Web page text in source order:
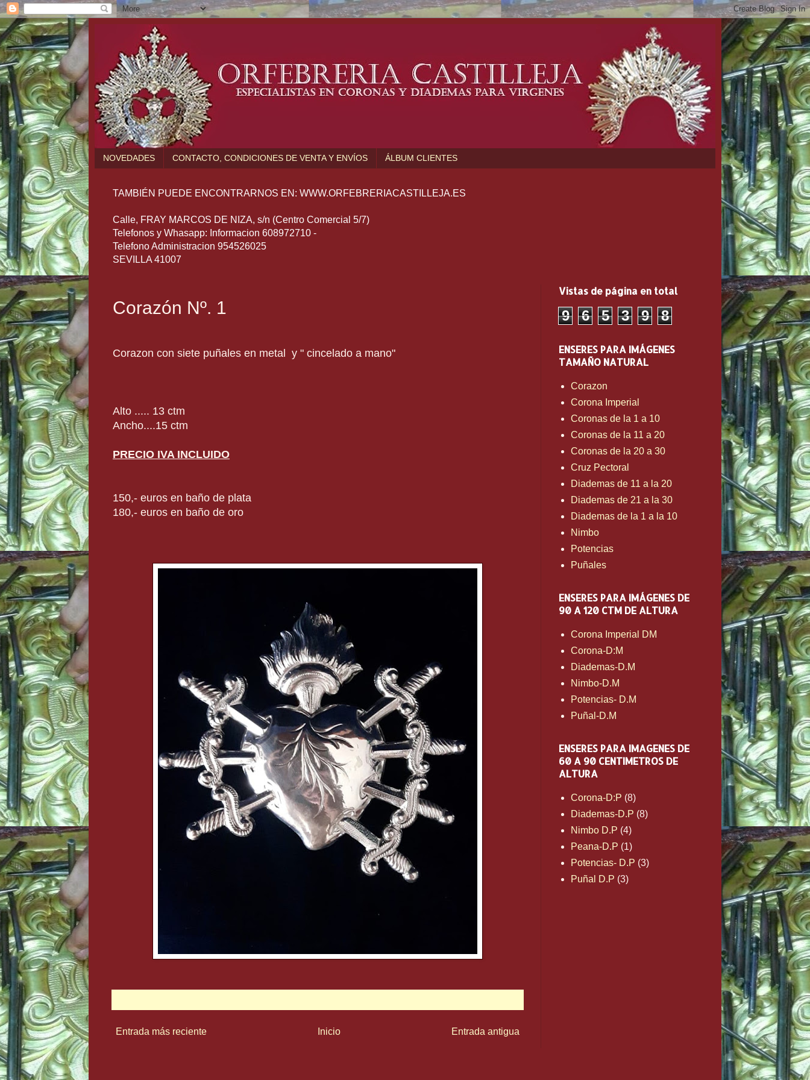
NOVEDADES CONTACTO, CONDICIONES DE VENTA Y ENVÍOS ÁLBUM CLIENTES
TAMBIÉN PUEDE ENCONTRARNOS EN: WWW.ORFEBRERIACASTILLEJA.ES
Calle, FRAY MARCOS DE NIZA, s/n (Centro Comercial 5/7)
Telefonos y Whasapp: Informacion 608972710 -
Telefono Administracion 954526025
SEVILLA 41007
Corazón Nº. 1
Corazon con siete puñales en metal y " cincelado a mano"
Alto ..... 13 ctm
Ancho....15 ctm
PRECIO IVA INCLUIDO
150,- euros en baño de plata
180,- euros en baño de oro
Entrada más reciente Entrada antigua
Inicio
Vistas de página en total
9 6 5 3 9 8
ENSERES PARA IMÁGENES
TAMAÑO NATURAL
Corazon
Corona Imperial
Coronas de la 1 a 10
Coronas de la 11 a 20
Coronas de la 20 a 30
Cruz Pectoral
Diademas de 11 a la 20
Diademas de 21 a la 30
Diademas de la 1 a la 10
Nimbo
Potencias
Puñales
ENSERES PARA IMÁGENES DE
90 A 120 CTM DE ALTURA
Corona Imperial DM
Corona-D:M
Diademas-D.M
Nimbo-D.M
Potencias- D.M
Puñal-D.M
ENSERES PARA IMAGENES DE
60 A 90 CENTIMETROS DE
ALTURA
Corona-D:P (8)
Diademas-D.P (8)
Nimbo D.P (4)
Peana-D.P (1)
Potencias- D.P (3)
Puñal D.P (3)